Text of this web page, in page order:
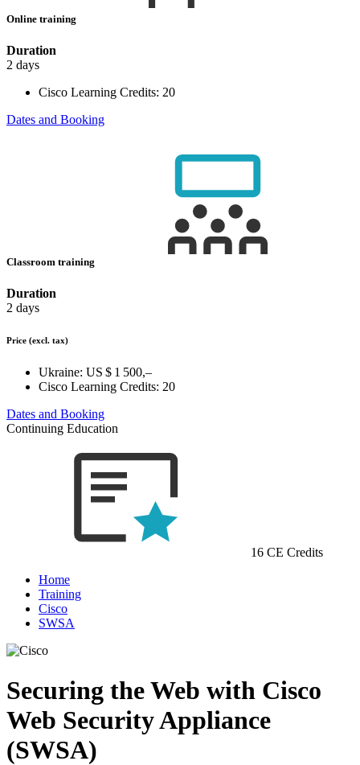
Online training
Duration
2 days
Cisco Learning Credits: 20
Dates and Booking
Classroom training
Duration
2 days
Price (excl. tax)
Ukraine: US $ 1 500,–
Cisco Learning Credits: 20
Dates and Booking
Continuing Education
16 CE Credits
Home
Training
Cisco
SWSA
Securing the Web with Cisco
Web Security Appliance
(SWSA)